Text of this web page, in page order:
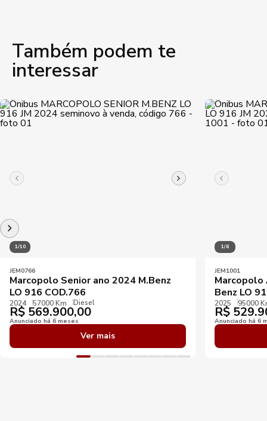
Também podem te
interessar
1/10
JEM0766
Marcopolo Senior ano 2024 M.Benz
LO 916 COD.766
2024 57000 Km Diesel
R$ 569.900,00
Anunciado há 6 meses
Ver mais
1/8
JEM1001
Benz LO
2025 95000
R$
Anunciado há 6